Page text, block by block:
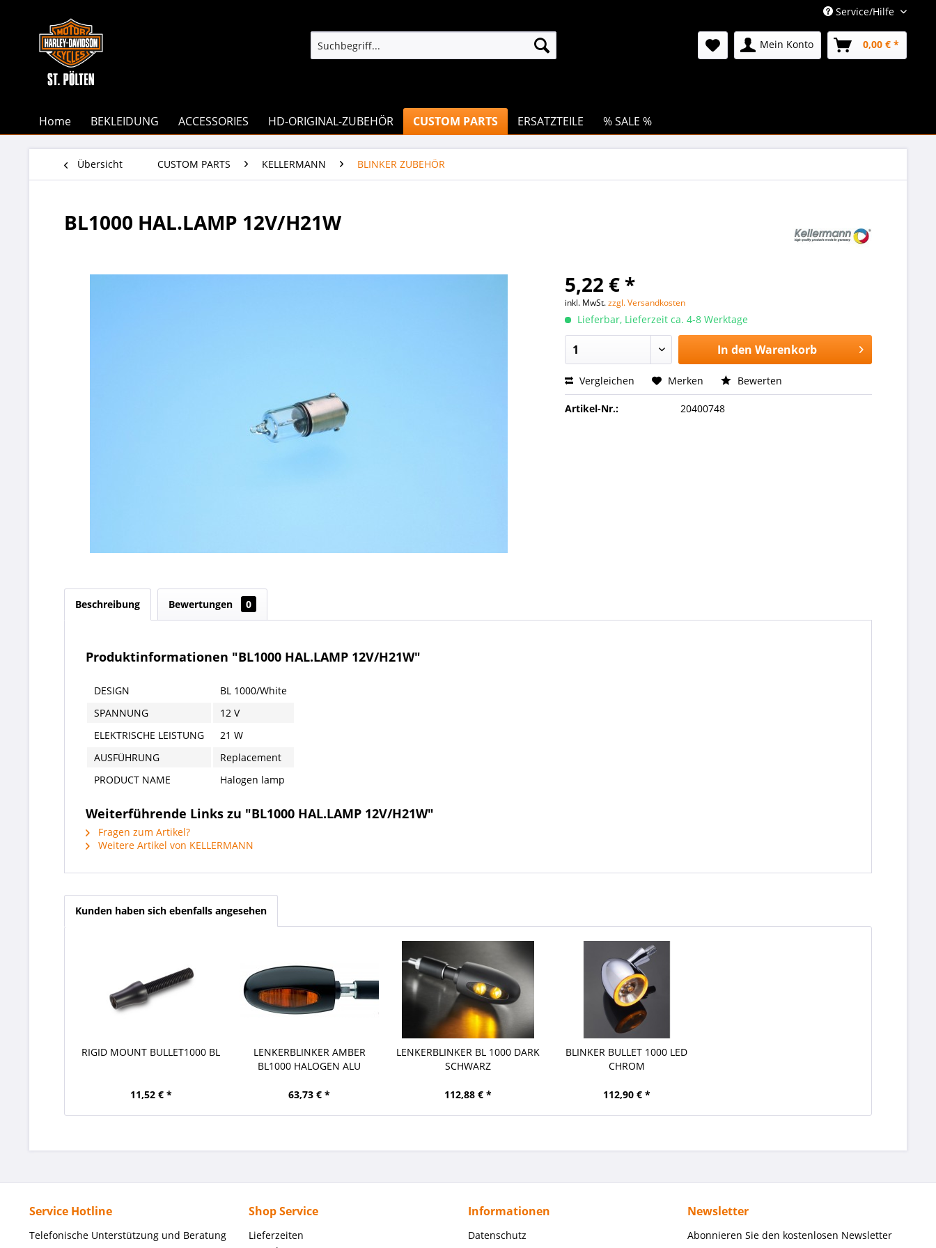
Service/Hilfe
Mein Konto 0,00 € *
Home BEKLEIDUNG ACCESSORIES HD-ORIGINAL-ZUBEHÖR CUSTOM PARTS ERSATZTEILE % SALE %
Übersicht CUSTOM PARTS KELLERMANN BLINKER ZUBEHÖR
BL1000 HAL.LAMP 12V/H21W
5,22 € *
inkl. MwSt.zzgl. Versandkosten
Lieferbar, Lieferzeit ca. 4-8 Werktage
In den Warenkorb
Vergleichen Merken Bewerten
Artikel-Nr.: 20400748
Beschreibung Bewertungen 0
Produktinformationen "BL1000 HAL.LAMP 12V/H21W"
DESIGN
BL 1000/White
SPANNUNG
12 V
ELEKTRISCHE LEISTUNG
21 W
AUSFÜHRUNG
Replacement
PRODUCT NAME
Halogen lamp
Weiterführende Links zu "BL1000 HAL.LAMP 12V/H21W"
Fragen zum Artikel?
Weitere Artikel von KELLERMANN
Kunden haben sich ebenfalls angesehen
RIGID MOUNT BULLET1000 BL
11,52 € *
LENKERBLINKER AMBER
BL1000 HALOGEN ALU
63,73 € *
LENKERBLINKER BL 1000 DARK
SCHWARZ
112,88 € *
BLINKER BULLET 1000 LED
CHROM
112,90 € *
Service Hotline
Telefonische Unterstützung und Beratung
Shop Service
Lieferzeiten
Informationen
Datenschutz
Newsletter
Abonnieren Sie den kostenlosen Newsletter